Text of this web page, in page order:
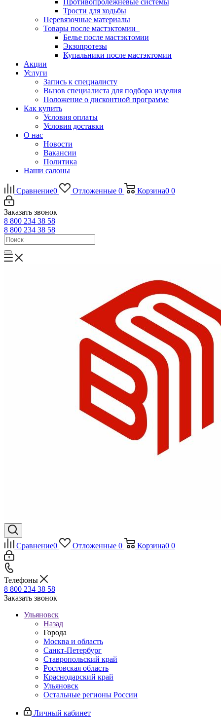
Противопролежневые системы
Трости для ходьбы
Перевязочные материалы
Товары после мастэктомии
Белье после мастэктомии
Экзопротезы
Купальники после мастэктомии
Акции
Услуги
Запись к специалисту
Вызов специалиста для подбора изделия
Положение о дисконтной программе
Как купить
Условия оплаты
Условия доставки
О нас
Новости
Вакансии
Политика
Наши салоны
Сравнение0 Отложенные 0 Корзина0 0
Заказать звонок
8 800 234 38 58
8 800 234 38 58
Сравнение0 Отложенные 0 Корзина0 0
Телефоны
8 800 234 38 58
Заказать звонок
Ульяновск
Назад
Города
Москва и область
Санкт-Петербург
Ставропольский край
Ростовская область
Краснодарский край
Ульяновск
Остальные регионы России
Личный кабинет